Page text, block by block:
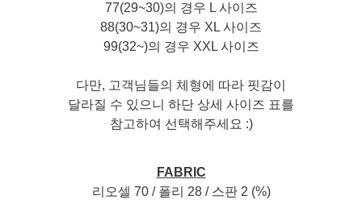
77(29~30)의 경우 L 사이즈
88(30~31)의 경우 XL 사이즈
99(32~)의 경우 XXL 사이즈
다만, 고객님들의 체형에 따라 핏감이
달라질 수 있으니 하단 상세 사이즈 표를
참고하여 선택해주세요 :)
FABRIC
리오셀 70 / 폴리 28 / 스판 2 (%)